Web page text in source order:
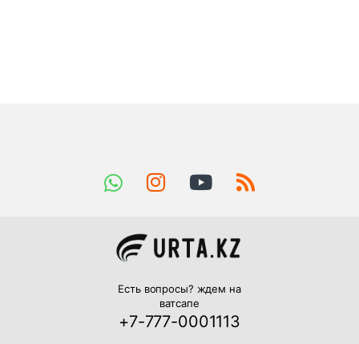
Есть вопросы? ждем на
ватсапе
+7-777-0001113